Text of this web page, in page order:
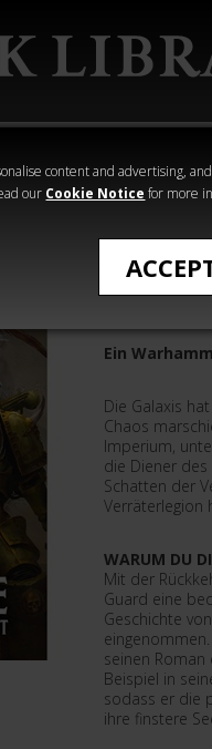
content and advertising,
our Cookie Notice for more
Heresy
Herren
Ein
Die Galaxis
Chaos
Imperium,
die Diener
Schatten der
Verräterlegion
WARUM DU
Mit der
Guard eine
Geschichte
seinen
Beispiel in
sodass er die
ihre finstere